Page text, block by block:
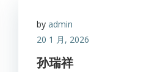
byadmin
20 1 月, 2026
孙瑞祥